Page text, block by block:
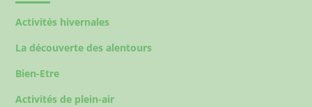
Activités hivernales
La découverte des alentours
Bien-Etre
Activités de plein-air